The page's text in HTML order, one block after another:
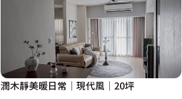
潤木靜美暖日常│現代風│20坪